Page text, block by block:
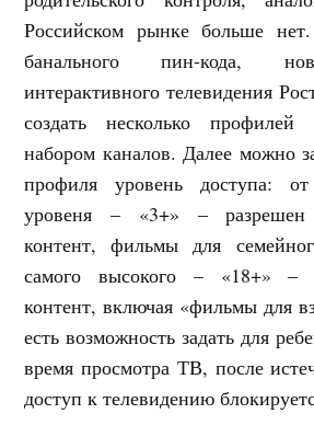
Российском рынке больше
банального пин-кода,
интерактивного телевидения
создать несколько
набором каналов. Далее можно
профиля уровень доступа:
уровеня – «3+» – разрешен
контент, фильмы для
самого высокого – «18+» –
контент, включая «фильмы для
есть возможность задать для
время просмотра ТВ, после
доступ к телевидению